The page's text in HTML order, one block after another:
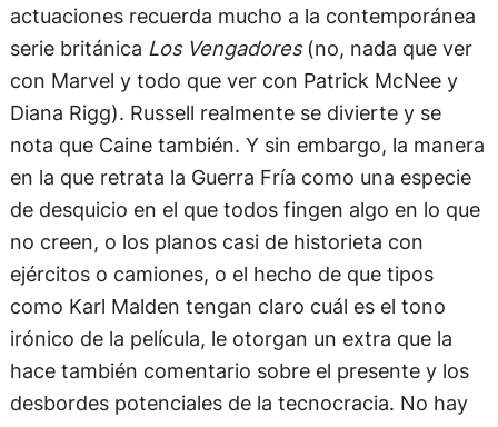
actuaciones recuerda mucho a la contemporánea
serie británica Los Vengadores (no, nada que ver
con Marvel y todo que ver con Patrick McNee y
Diana Rigg). Russell realmente se divierte y se
nota que Caine también. Y sin embargo, la manera
en la que retrata la Guerra Fría como una especie
de desquicio en el que todos fingen algo en lo que
no creen, o los planos casi de historieta con
ejércitos o camiones, o el hecho de que tipos
como Karl Malden tengan claro cuál es el tono
irónico de la película, le otorgan un extra que la
hace también comentario sobre el presente y los
desbordes potenciales de la tecnocracia. No hay